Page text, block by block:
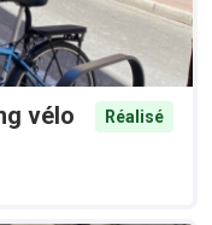
vélo
Réalisé